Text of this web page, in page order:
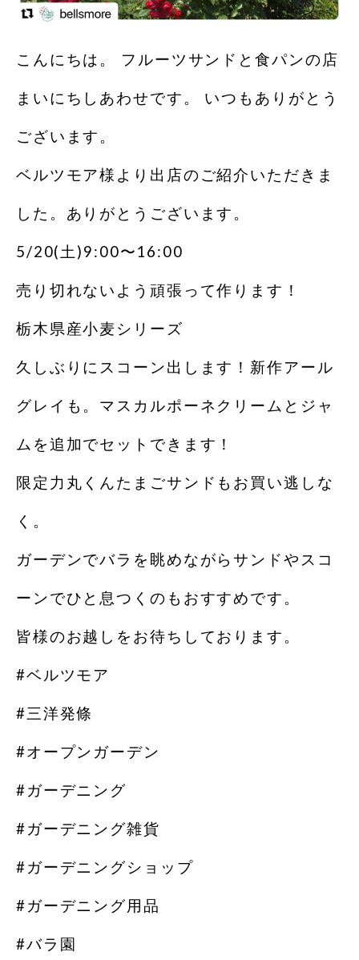
こんにちは。 フルーツサンドと食パンの店
まいにちしあわせです。 いつもありがとう
ございます。
ベルツモア様より出店のご紹介いただきま
した。ありがとうございます。
5/20(土)9:00〜16:00
売り切れないよう頑張って作ります！
栃木県産小麦シリーズ
久しぶりにスコーン出します！新作アール
グレイも。マスカルポーネクリームとジャ
ムを追加でセットできます！
限定力丸くんたまごサンドもお買い逃しな
く。
ガーデンでバラを眺めながらサンドやスコ
ーンでひと息つくのもおすすめです。
皆様のお越しをお待ちしております。
#ベルツモア
#三洋発條
#オープンガーデン
#ガーデニング
#ガーデニング雑貨
#ガーデニングショップ
#ガーデニング用品
#バラ園